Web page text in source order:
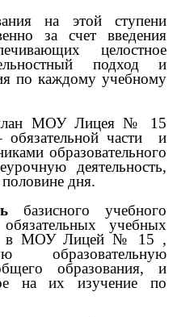
на этой ступени
за счет введения
целостное
подход и
по каждому учебному
МОУ Лицея № 15
обязательной части и
образовательного
деятельность,
дня.
базисного учебного
учебных
в МОУ Лицей № 15 ,
образовательную
образования, и
на их изучение по